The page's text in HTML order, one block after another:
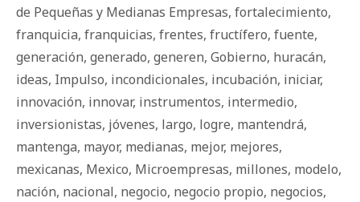
de Pequeñas y Medianas Empresas, fortalecimiento,
franquicia, franquicias, frentes, fructífero, fuente,
generación, generado, generen, Gobierno, huracán,
ideas, Impulso, incondicionales, incubación, iniciar,
innovación, innovar, instrumentos, intermedio,
inversionistas, jóvenes, largo, logre, mantendrá,
mantenga, mayor, medianas, mejor, mejores,
mexicanas, Mexico, Microempresas, millones, modelo,
nación, nacional, negocio, negocio propio, negocios,